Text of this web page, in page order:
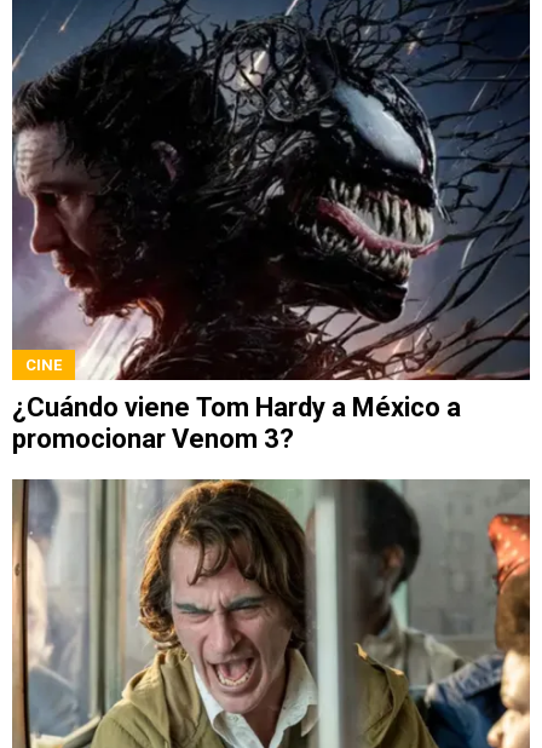
CINE
¿Cuándo viene Tom Hardy a México a
promocionar Venom 3?